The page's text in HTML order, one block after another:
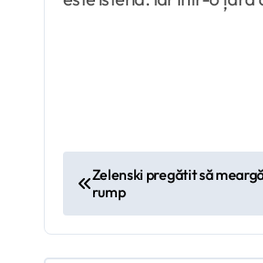
N
a
v
Zelenski pregătit să
rump